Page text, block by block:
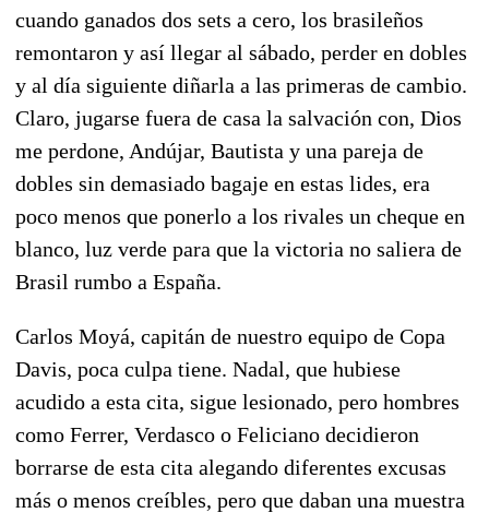
cuando ganados dos sets a cero, los brasileños
remontaron y así llegar al sábado, perder en dobles
y al día siguiente diñarla a las primeras de cambio.
Claro, jugarse fuera de casa la salvación con, Dios
me perdone, Andújar, Bautista y una pareja de
dobles sin demasiado bagaje en estas lides, era
poco menos que ponerlo a los rivales un cheque en
blanco, luz verde para que la victoria no saliera de
Brasil rumbo a España.
Carlos Moyá, capitán de nuestro equipo de Copa
Davis, poca culpa tiene. Nadal, que hubiese
acudido a esta cita, sigue lesionado, pero hombres
como Ferrer, Verdasco o Feliciano decidieron
borrarse de esta cita alegando diferentes excusas
más o menos creíbles, pero que daban una muestra